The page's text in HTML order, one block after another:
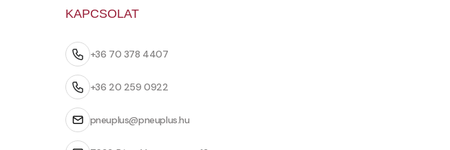
KAPCSOLAT
+36 70 378 4407
+36 20 259 0922
pneuplus@pneuplus.hu